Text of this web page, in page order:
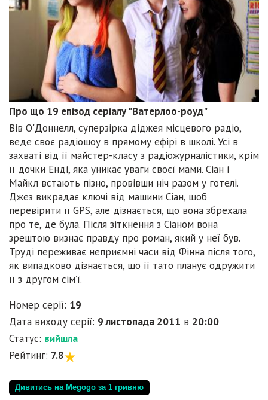
Про що 19 епізод серіалу "Ватерлоо-роуд"
Вів О'Доннелл, суперзірка діджея місцевого радіо,
веде своє радіошоу в прямому ефірі в школі. Усі в
захваті від її майстер-класу з радіожурналістики, крім
її дочки Енді, яка уникає уваги своєї мами. Сіан і
Майкл встають пізно, провівши ніч разом у готелі.
Джез викрадає ключі від машини Сіан, щоб
перевірити її GPS, але дізнається, що вона збрехала
про те, де була. Після зіткнення з Сіаном вона
зрештою визнає правду про роман, який у неї був.
Труді переживає неприємні часи від Фінна після того,
як випадково дізнається, що її тато планує одружити
її з другом сім’ї.
Номер серії: 19
Дата виходу серії: 9 листопада 2011 в 20:00
Статус: вийшла
Рейтинг: 7.8
Дивитись на Megogo за 1 гривню